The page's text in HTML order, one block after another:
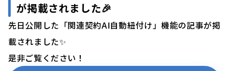
が掲載されました🎉
先日公開した「関連契約AI自動紐付け」機能の記事が掲
載されました✨
是非ご覧ください！